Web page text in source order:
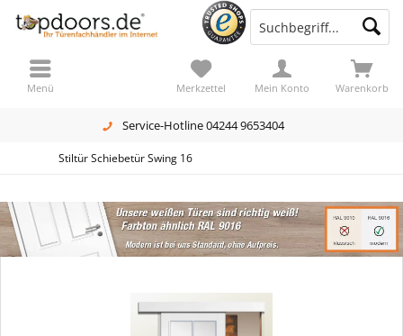
Service-Hotline 04244 9653404
Warenkorb
Merkzettel Mein Konto
Menü
Stiltür Schiebetür Swing 16